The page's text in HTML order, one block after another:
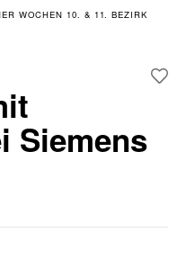
im 10.
WOCHEN 10. & 11. BEZIRK
Siemens